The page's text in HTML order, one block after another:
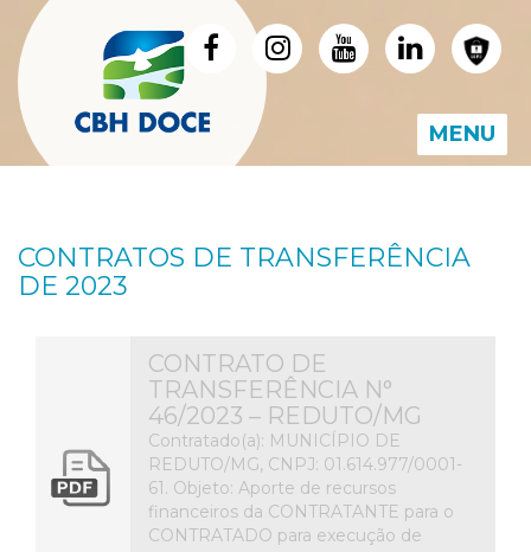
MENU
CONTRATOS DE TRANSFERÊNCIA
DE 2023
CONTRATO DE
TRANSFERÊNCIA N°
46/2023 – REDUTO/MG
Contratado(a): MUNICÍPIO DE
REDUTO/MG, CNPJ: 01.614.977/0001-
61. Objeto: Aporte de recursos
financeiros da CONTRATANTE para o
CONTRATADO para execução de